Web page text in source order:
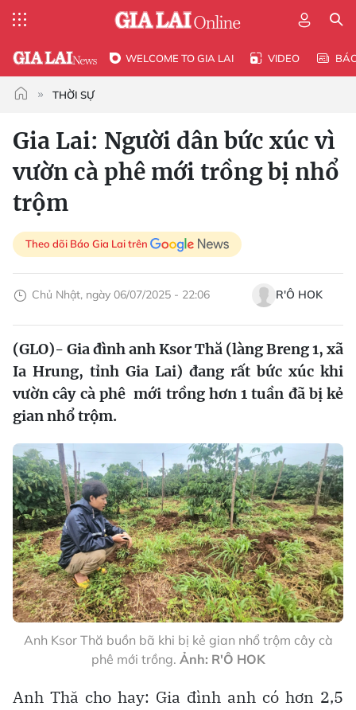
WELCOME TO GIA LAI VIDEO
THỜI SỰ
Gia Lai: Người dân bức xúc vì
vườn cà phê mới trồng bị nhổ
trộm
Theo dõi Báo Gia Lai trên
Chủ Nhật, ngày 06/07/2025 - 22:06 R'Ô HOK
(GLO)- Gia đình anh Ksor Thă (làng Breng 1, xã
Ia Hrung, tỉnh Gia Lai) đang rất bức xúc khi
vườn cây cà phê mới trồng hơn 1 tuần đã bị kẻ
gian nhổ trộm.
Anh Ksor Thă buồn bã khi bị kẻ gian nhổ trộm cây cà
phê mới trồng. Ảnh: R'Ô HOK
Anh Thă cho hay: Gia đình anh có hơn 2,5